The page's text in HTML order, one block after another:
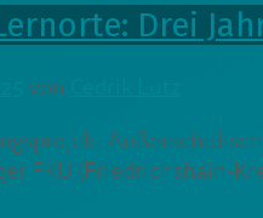
Drei
von
FKU (Friedrichshain-